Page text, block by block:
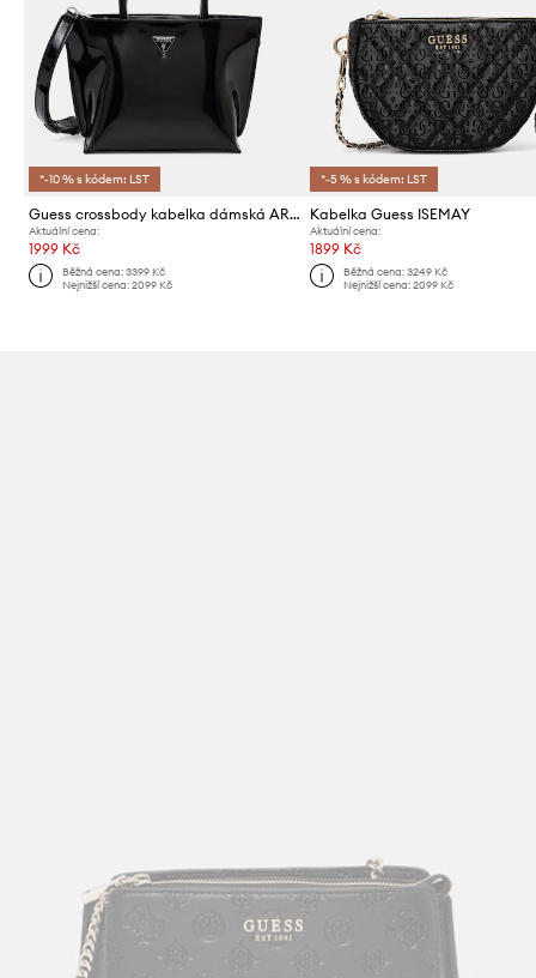
*-10 % s kódem: LST
Guess crossbody kabelka dámská ARNELA
Aktuální cena:
1999 Kč
Běžná cena:3399 Kč
Nejnižší cena:2099 Kč
*-5 % s kódem: LST
Kabelka Guess ISEMAY
Aktuální cena:
1899 Kč
Běžná cena: 3249 Kč
Nejnižší cena: 2099 Kč